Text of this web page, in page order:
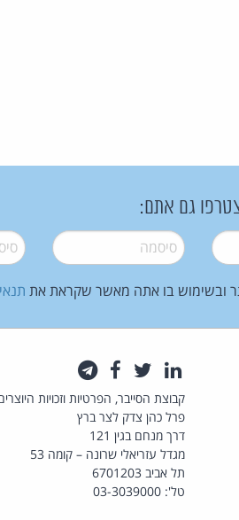
גם אתם:
סיסמה*
ובשימוש בו אתה מאשר שקראת את
לינקדאין
טוויטרפייסבוק
קבוצת הסייבר, הפרטיות וזכויות
פרל כהן צדק לצר ברץ
דרך מנחם בגין 121
מגדל עזריאלי שרונה – קומה 53
תל אביב 6701203
טל': 03-3039000